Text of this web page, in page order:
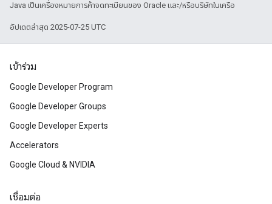
Java เป็นเครื่องหมายการค้าจดทะเบียนของ Oracle และ/หรือบริษัทในเครือ
อัปเดตล่าสุด 2025-07-25 UTC
เข้าร่วม
Google Developer Program
Google Developer Groups
Google Developer Experts
Accelerators
Google Cloud & NVIDIA
เชื่อมต่อ